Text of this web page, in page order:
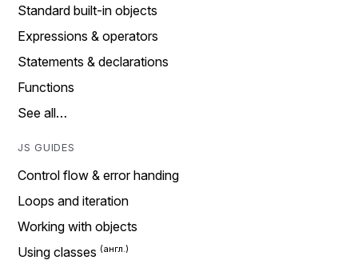
Standard built-in objects
Expressions & operators
Statements & declarations
Functions
See all…
JS GUIDES
Control flow & error handing
Loops and iteration
Working with objects
Using classes